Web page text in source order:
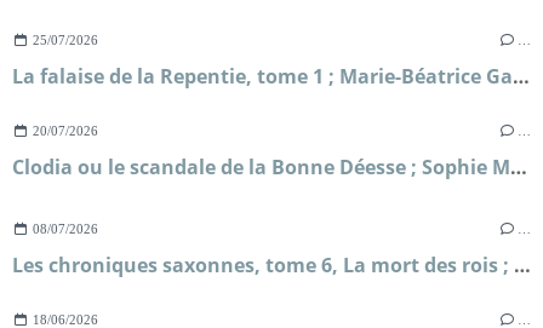
25/07/2026
La falaise de la Repentie, tome 1 ; Marie-Béatrice Gauvin
20/07/2026
Clodia ou le scandale de la Bonne Déesse ; Sophie Malick-Prunier
08/07/2026
Les chroniques saxonnes, tome 6, La mort des rois ; Bernard Cornwell
18/06/2026